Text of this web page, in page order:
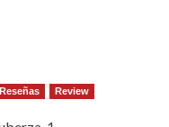
Reseñas Review